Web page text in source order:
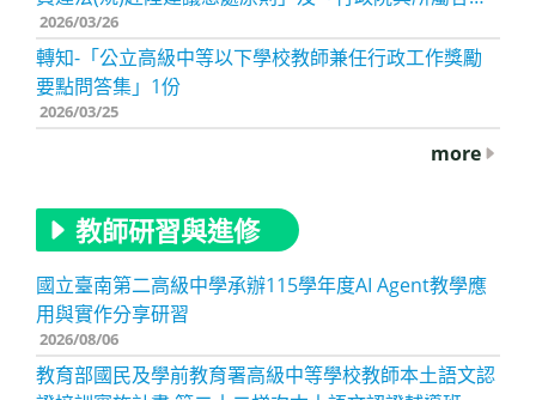
關（構）學校公務人員違規赴港澳建議懲處原則」，自
115年7月1日生效，轉知相關事項Q&A
2026/03/26
轉知-「公立高級中等以下學校教師兼任行政工作獎勵
要點問答集」1份
2026/03/25
more
教師研習與進修
國立臺南第二高級中學承辦115學年度AI Agent教學應
用與實作分享研習
2026/08/06
教育部國民及學前教育署高級中等學校教師本土語文認